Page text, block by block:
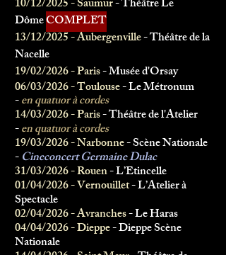
10/12/2025 - Saumur- Théâtre Le
DômeCOMPLET
13/12/2025 - Aubergenville- Théâtre de la
Nacelle
19/02/2026 - Paris- Musée d'Orsay
06/03/2026 - Toulouse- LeMétronum
-en quatuor à cordes
14/03/2026 - Paris- Théâtre de l'Atelier
-en quatuor à cordes
19/03/2026 - Narbonne- Scène Nationale
-Cineconcert Germaine Dulac
31/03/2026 - Rouen- L’Etincelle
01/04/2026 - Vernouillet- L’Atelier à
Spectacle
02/04/2026 - Avranches- Le Haras
04/04/2026 - Dieppe- Dieppe Scène
Nationale